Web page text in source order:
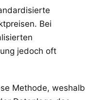
Bei
jedoch oft
Methode, weshalb